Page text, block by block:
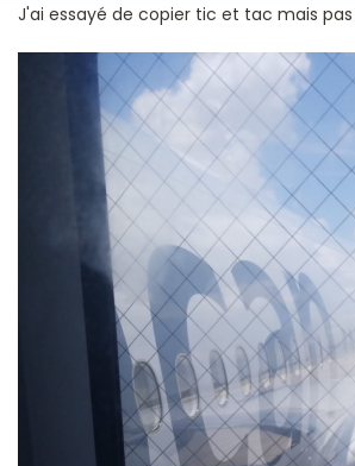
J'ai essayé de copier tic et tac mais pas